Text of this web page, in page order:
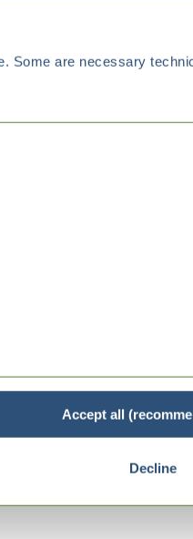
Some are necessary
Accept all
Decline